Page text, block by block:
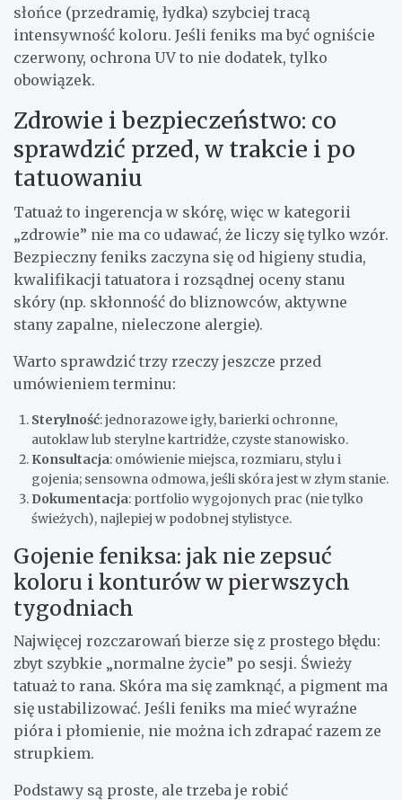
słońce (przedramię, łydka) szybciej tracą
intensywność koloru. Jeśli feniks ma być ogniście
czerwony, ochrona UV to nie dodatek, tylko
obowiązek.
Zdrowie i bezpieczeństwo: co
sprawdzić przed, w trakcie i po
tatuowaniu
Tatuaż to ingerencja w skórę, więc w kategorii
„zdrowie” nie ma co udawać, że liczy się tylko wzór.
Bezpieczny feniks zaczyna się od higieny studia,
kwalifikacji tatuatora i rozsądnej oceny stanu
skóry (np. skłonność do bliznowców, aktywne
stany zapalne, nieleczone alergie).
Warto sprawdzić trzy rzeczy jeszcze przed
umówieniem terminu:
Sterylność: jednorazowe igły, barierki ochronne,
autoklaw lub sterylne kartridże, czyste stanowisko.
Konsultacja: omówienie miejsca, rozmiaru, stylu i
gojenia; sensowna odmowa, jeśli skóra jest w złym stanie.
Dokumentacja: portfolio wygojonych prac (nie tylko
świeżych), najlepiej w podobnej stylistyce.
Gojenie feniksa: jak nie zepsuć
koloru i konturów w pierwszych
tygodniach
Najwięcej rozczarowań bierze się z prostego błędu:
zbyt szybkie „normalne życie” po sesji. Świeży
tatuaż to rana. Skóra ma się zamknąć, a pigment ma
się ustabilizować. Jeśli feniks ma mieć wyraźne
pióra i płomienie, nie można ich zdrapać razem ze
strupkiem.
Podstawy są proste, ale trzeba je robić